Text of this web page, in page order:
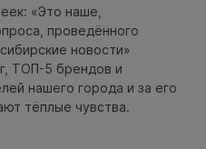
«Это наше,
проведённого
новости»
ТОП-5 брендов и
нашего города и за его
тёплые чувства.